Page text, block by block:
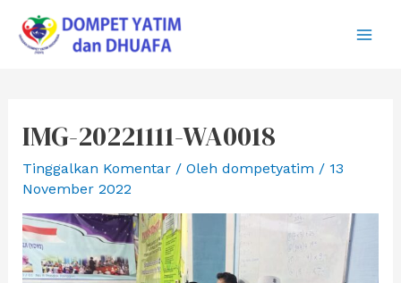
konten
IMG-20221111-WA0018
Tinggalkan Komentar / Oleh dompetyatim / 13
November 2022